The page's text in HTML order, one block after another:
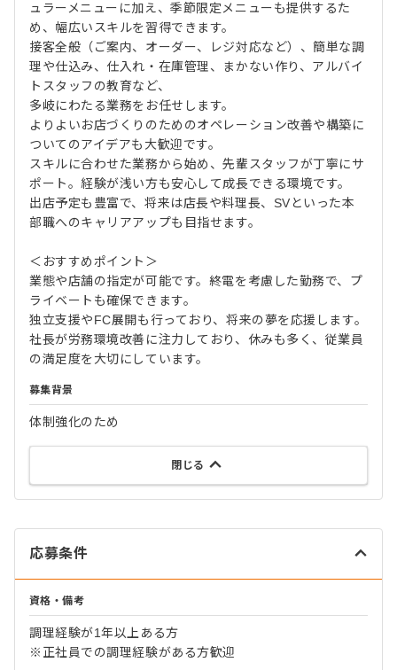
ュラーメニューに加え、季節限定メニューも提供するた
め、幅広いスキルを習得できます。
接客全般（ご案内、オーダー、レジ対応など）、簡単な調
理や仕込み、仕入れ・在庫管理、まかない作り、アルバイ
トスタッフの教育など、
多岐にわたる業務をお任せします。
よりよいお店づくりのためのオペレーション改善や構築に
ついてのアイデアも大歓迎です。
スキルに合わせた業務から始め、先輩スタッフが丁寧にサ
ポート。経験が浅い方も安心して成長できる環境です。
出店予定も豊富で、将来は店長や料理長、SVといった本
部職へのキャリアアップも目指せます。
＜おすすめポイント＞
業態や店舗の指定が可能です。終電を考慮した勤務で、プ
ライベートも確保できます。
独立支援やFC展開も行っており、将来の夢を応援します。
社長が労務環境改善に注力しており、休みも多く、従業員
の満足度を大切にしています。
募集背景
体制強化のため
閉じる
応募条件
資格・備考
調理経験が1年以上ある方
※正社員での調理経験がある方歓迎